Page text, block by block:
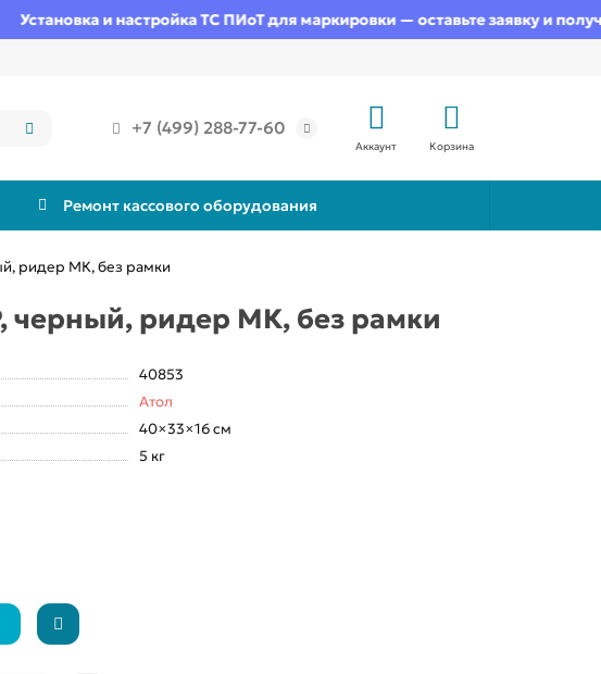
и настройка ТС ПИоТ для маркировки — оставьте заявку и
+7 (499) 288-77-60
Аккаунт Корзина
Ремонт кассового оборудования
ридер МК, без рамки
черный, ридер МК, без рамки
40853
Атол
40×33×16 см
5 кг